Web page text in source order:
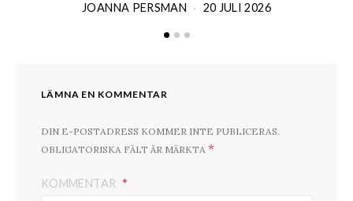
JOANNA PERSMAN 20 JULI 2026
LÄMNA EN KOMMENTAR
DIN E-POSTADRESS KOMMER INTE PUBLICERAS.
OBLIGATORISKA FÄLT ÄR MÄRKTA *
KOMMENTAR